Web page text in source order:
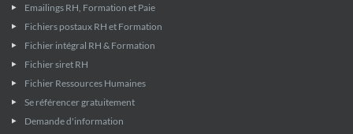
Emailings RH, Formation et Paie
Fichiers postaux RH et Formation
Fichier intégral RH & Formation
Fichier siret RH
Fichier Ressources Humaines
Se référencer gratuitement
Demande d'information